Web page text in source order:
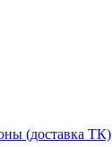
(доставка ТК)